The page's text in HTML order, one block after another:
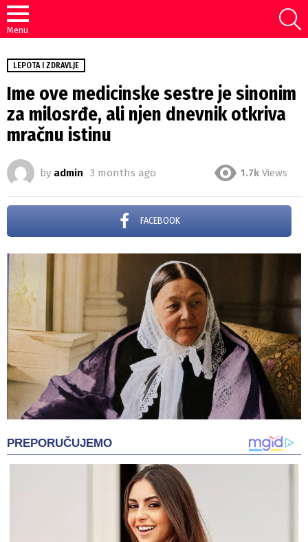
Menu
LEPOTA I ZDRAVLJE
Ime ove medicinske sestre je sinonim
za milosrđe, ali njen dnevnik otkriva
mračnu istinu
by admin 3 months ago 1.7k Views
FACEBOOK